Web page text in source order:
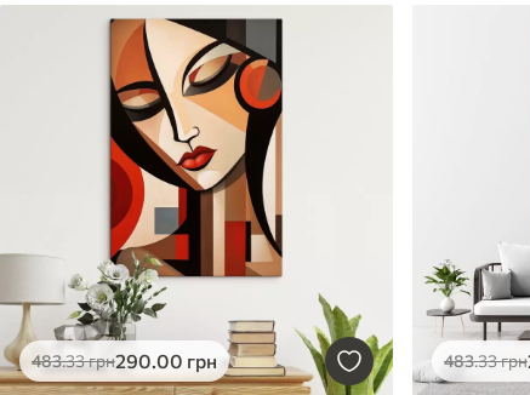
483.33грн290.00 грн 483.33грн